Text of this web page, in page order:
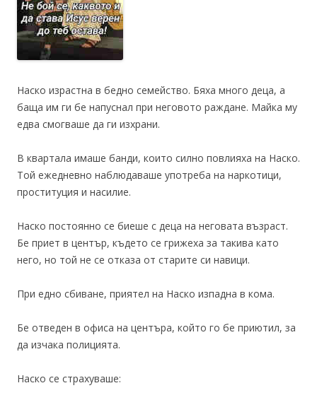
Наско израстна в бедно семейство. Бяха много деца, а
баща им ги бе напуснал при неговото раждане. Майка му
едва смогваше да ги изхрани.
В квартала имаше банди, които силно повлияха на Наско.
Той ежедневно наблюдаваше употреба на наркотици,
проституция и насилие.
Наско постоянно се биеше с деца на неговата възраст.
Бе приет в център, където се грижеха за такива като
него, но той не се отказа от старите си навици.
При едно сбиване, приятел на Наско изпадна в кома.
Бе отведен в офиса на центъра, който го бе приютил, за
да изчака полицията.
Наско се страхуваше: